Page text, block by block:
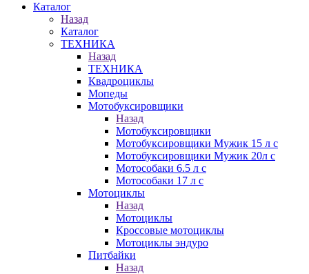
Каталог
Назад
Каталог
ТЕХНИКА
Назад
ТЕХНИКА
Квадроциклы
Мопеды
Мотобуксировщики
Назад
Мотобуксировщики
Мотобуксировщики Мужик 15 л с
Мотобуксировщики Мужик 20л с
Мотособаки 6.5 л с
Мотособаки 17 л с
Мотоциклы
Назад
Мотоциклы
Кроссовые мотоциклы
Мотоциклы эндуро
Питбайки
Назад